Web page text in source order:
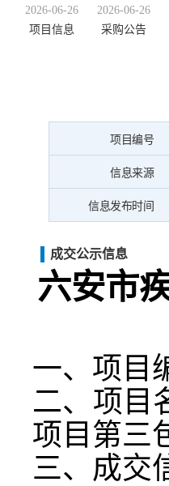
2026-06-26
项目信息
2026-06-26
采购公告
项目编号
信息来源
信息发布时间
成交公示信息
六安市
一、项目
二、项目
项目第三
三、成交